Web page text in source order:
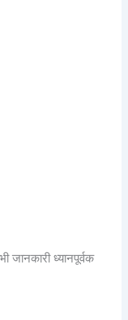
जानकारी ध्यानपूर्वक